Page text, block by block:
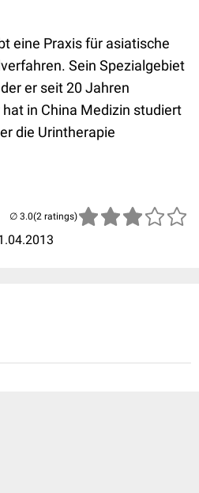
eine Praxis für asiatische
Sein Spezialgebiet
er seit 20 Jahren
in China Medizin studiert
die Urintherapie
(2 ratings)